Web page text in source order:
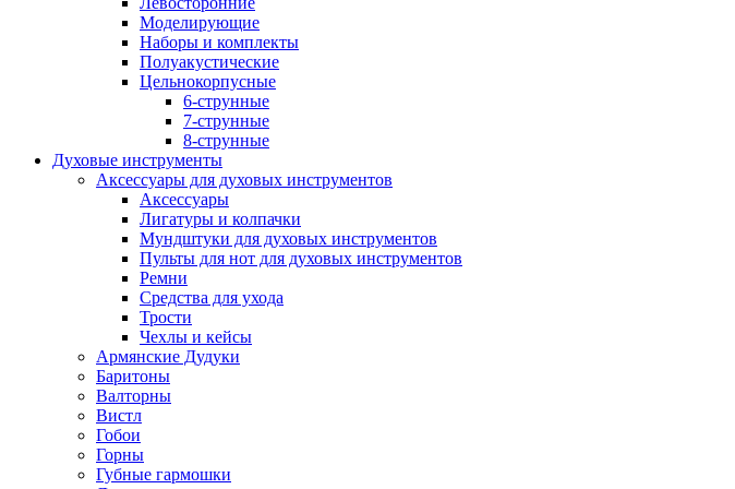
Моделирующие
Наборы и комплекты
Полуакустические
Цельнокорпусные
6-струнные
7-струнные
8-струнные
Духовые инструменты
Аксессуары для духовых инструментов
Аксессуары
Лигатуры и колпачки
Мундштуки для духовых инструментов
Пульты для нот для духовых инструментов
Ремни
Средства для ухода
Трости
Чехлы и кейсы
Армянские Дудуки
Баритоны
Валторны
Вистл
Гобои
Горны
Губные гармошки